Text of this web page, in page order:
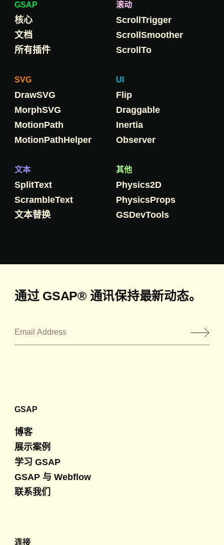
GSAP
核心
文档
所有插件
滚动
ScrollTrigger
ScrollSmoother
ScrollTo
SVG
DrawSVG
MorphSVG
MotionPath
MotionPathHelper
UI
Flip
Draggable
Inertia
Observer
文本
SplitText
ScrambleText
文本替换
其他
Physics2D
PhysicsProps
GSDevTools
通过 GSAP® 通讯保持最新动态。
GSAP
博客
展示案例
学习 GSAP
GSAP 与 Webflow
联系我们
连接